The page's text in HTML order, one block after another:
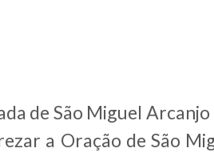
de São Miguel
a Oração de São